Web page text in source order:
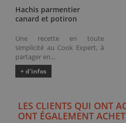
Hachis parmentier
canard et potiron
Une recette en toute
simplicité au Cook Expert, à
partager en...
+ d'infos
LES CLIENTS QUI ONT
ONT ÉGALEMENT